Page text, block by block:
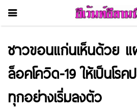
ชาวขอนแก่นเห็นด้วย
ล็อคโควิด-19 ให้เป็นโร
ทุกอย่างเริ่มลงตัว